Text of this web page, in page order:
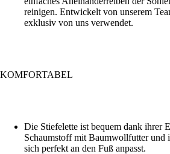
reinigen. Entwickelt von unserem
exklusiv von uns verwendet.
KOMFORTABEL
Die Stiefelette ist bequem dank ihrer
Schaumstoff mit Baumwollfutter und
sich perfekt an den Fuß anpasst.